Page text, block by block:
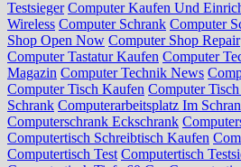
Testsieger Computer Kaufen Und
Wireless Computer Schrank Computer
Shop Open Now Computer Shop Repair
Computer Tastatur Kaufen Computer
Magazin Computer Technik News
Computer Tisch Kaufen Computer
Schrank Computerarbeitsplatz Im
Computerschrank Eckschrank
Computertisch Schreibtisch Kaufen
Computertisch Test Computertisch